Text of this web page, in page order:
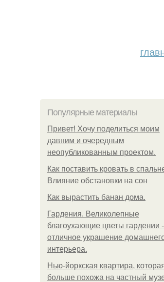
Популярные материалы
Привет! Хочу поделиться моим
давним и очередным
неопубликованным проектом.
Как поставить кровать в
Влияние обстановки на сон
Как вырастить банан дома.
Гардения. Великолепные
благоухающие цветы гардении -
отличное украшение
интерьера.
Нью-йоркская квартира,
больше похожа на частный